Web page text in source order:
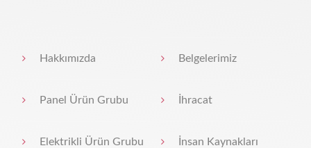
Hakkımızda
Panel Ürün Grubu
Elektrikli Ürün Grubu
Belgelerimiz
İhracat
İnsan Kaynakları